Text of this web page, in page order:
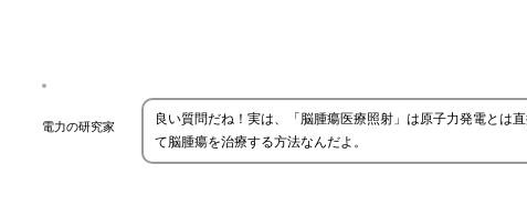
電力の研究家
良い質問だね！実は、「脳腫瘍医療照射」は原子力発電とは
て脳腫瘍を治療する方法なんだよ。